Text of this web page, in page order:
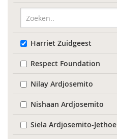
Harriet Zuidgeest
Respect Foundation
Nilay Ardjosemito
Nishaan Ardjosemito
Siela Ardjosemito-Jethoe